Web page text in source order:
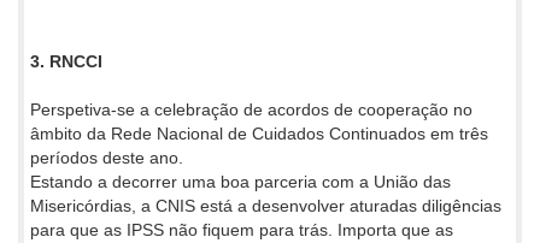
3. RNCCI
Perspetiva-se a celebração de acordos de cooperação no
âmbito da Rede Nacional de Cuidados Continuados em três
períodos deste ano.
Estando a decorrer uma boa parceria com a União das
Misericórdias, a CNIS está a desenvolver aturadas diligências
para que as IPSS não fiquem para trás. Importa que as